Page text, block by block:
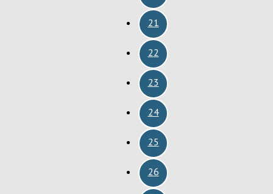
21
22
23
24
25
26